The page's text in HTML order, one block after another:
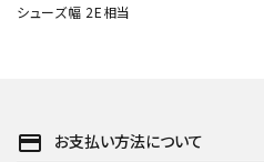
シューズ幅 2E相当
payment お支払い方法について